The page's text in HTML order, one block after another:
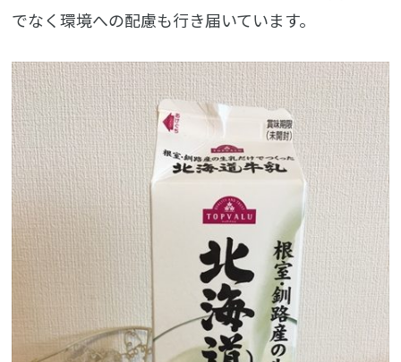
でなく環境への配慮も行き届いています。